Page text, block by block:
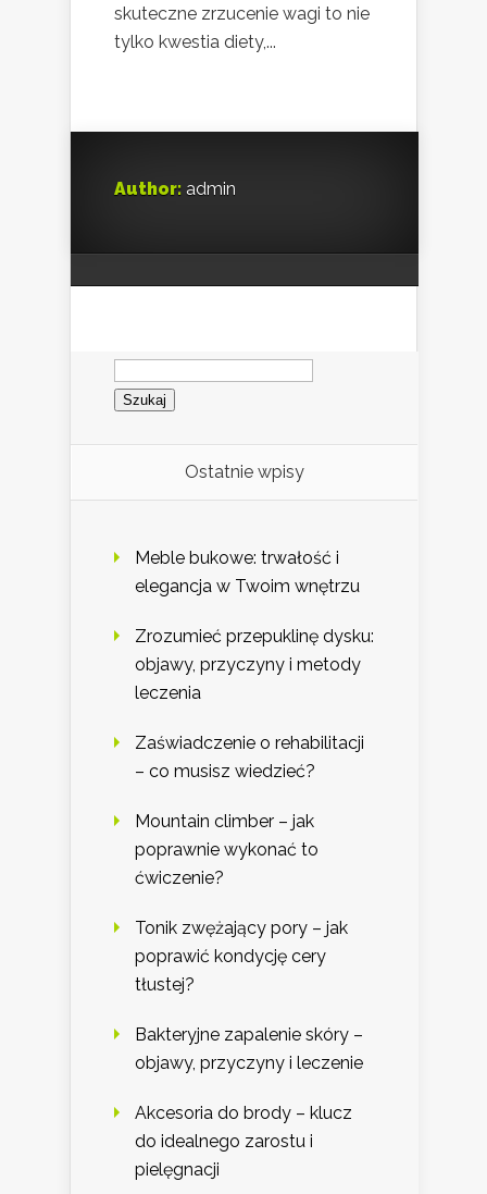
skuteczne zrzucenie wagi to nie
tylko kwestia diety,...
Author: admin
Szukaj:
Ostatnie wpisy
Meble bukowe: trwałość i
elegancja w Twoim wnętrzu
Zrozumieć przepuklinę dysku:
objawy, przyczyny i metody
leczenia
Zaświadczenie o rehabilitacji
– co musisz wiedzieć?
Mountain climber – jak
poprawnie wykonać to
ćwiczenie?
Tonik zwężający pory – jak
poprawić kondycję cery
tłustej?
Bakteryjne zapalenie skóry –
objawy, przyczyny i leczenie
Akcesoria do brody – klucz
do idealnego zarostu i
pielęgnacji